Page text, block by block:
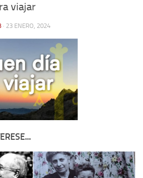
de la represión en Talavera de la Reina (1937-
abril de 1939 de Tembleque
IR
viajar
· 23 ENERO, 2024